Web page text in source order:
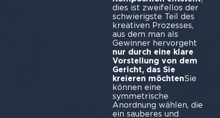
dies ist zweifellos der
schwierigste Teil des
kreativen Prozesses,
aus dem man als
Gewinner hervorgeht
nur durch eine klare
Vorstellung von dem
Gericht, das Sie
kreieren möchtenSie
können eine
symmetrische
Anordnung wählen, die
ein sauberes und